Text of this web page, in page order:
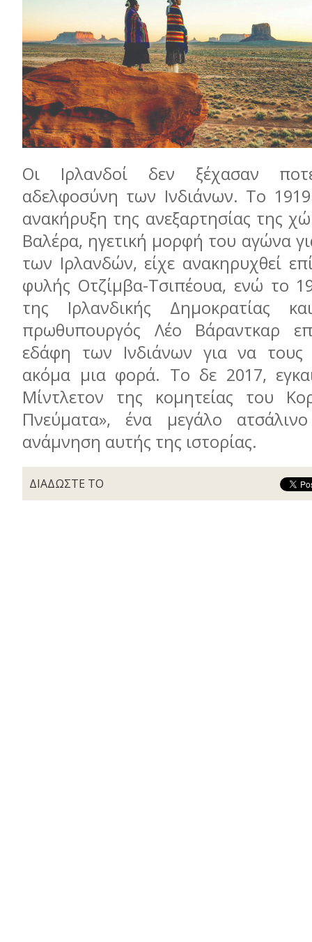
Οι Ιρλανδοί δεν ξέχασαν
αδελφοσύνη των Ινδιάνων. Το
ανακήρυξη της ανεξαρτησίας της
Βαλέρα, ηγετική μορφή του αγώνα
των Ιρλανδών, είχε ανακηρυχθεί
φυλής Οτζίμβα-Τσιπέουα, ενώ το
της Ιρλανδικής Δημοκρατίας
πρωθυπουργός Λέο Βάραντκαρ
εδάφη των Ινδιάνων για να τους
ακόμα μια φορά. Το δε 2017,
Μίντλετον της κομητείας του
Πνεύματα», ένα μεγάλο
ανάμνηση αυτής της ιστορίας.
ΔΙΑΔΩΣΤΕ ΤΟ